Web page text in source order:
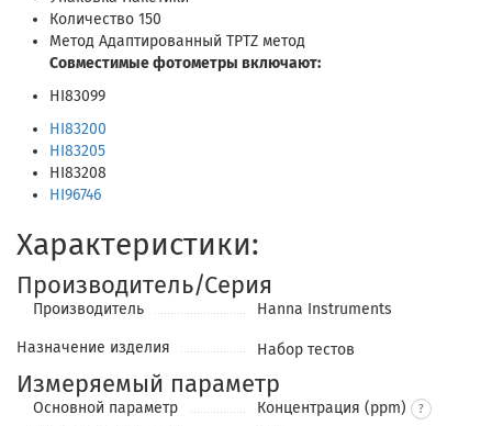
Количество 150
Метод Адаптированный TPTZ метод
Совместимые фотометры включают:
HI83099
HI83200
HI83205
HI83208
HI96746
Характеристики:
Производитель/Серия
Производитель Hanna Instruments
Назначение изделия Набор тестов
Измеряемый параметр
Основной параметр
Концентрация (ppm)